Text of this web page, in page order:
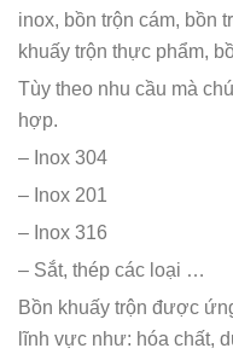
inox, bồn trộn cám, bồn
khuấy trộn thực phẩm,
Tùy theo nhu cầu mà
hợp.
– Inox 304
– Inox 201
– Inox 316
– Sắt, thép các loại …
Bồn khuấy trộn được
lĩnh vực như: hóa chất,